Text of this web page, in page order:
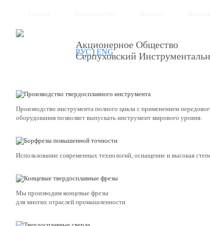
Акционерное Общество
Серпуховский
РУС| ENG
Производство инструмента полного цикла с применением
оборудования позволяет выпускать инструмент мирового уровня.
Использование современных технологий, оснащение и высокая
Мы производим концевые фрезы
для многих отраслей промышленности